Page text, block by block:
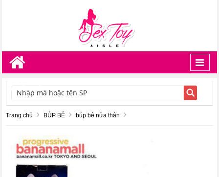
TÌM KIẾM
Trang chủ BÚP BÊ búp bê nửa thân